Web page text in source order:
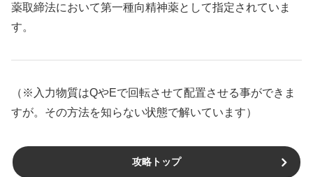
薬取締法において第一種向精神薬として指定されていま
す。
（※入力物質はQやEで回転させて配置させる事ができま
すが。その方法を知らない状態で解いています）
攻略トップ